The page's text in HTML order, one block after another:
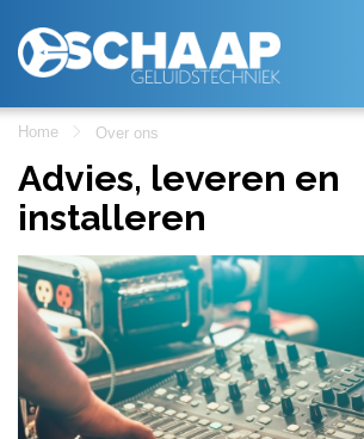
Home Over ons
Advies, leveren en
installeren